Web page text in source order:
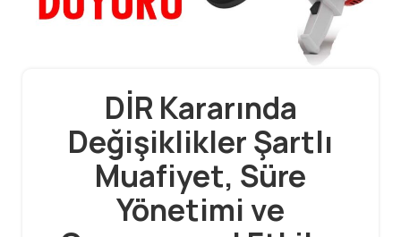
DİR Kararında
Değişiklikler Şartlı
Muafiyet, Süre
Yönetimi ve